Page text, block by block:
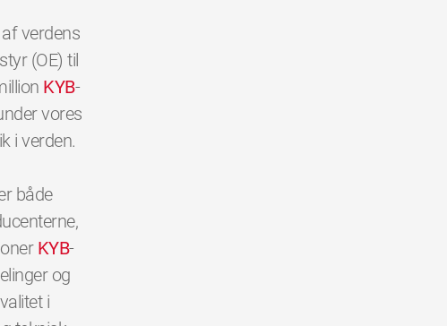
verdens
(OE) til
KYB-
vores
i verden.
både
KYB-
og
i